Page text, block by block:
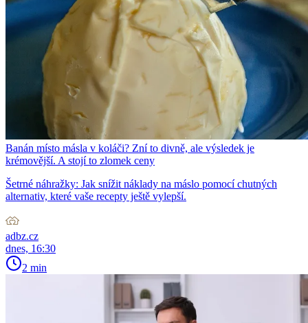
Banán místo másla v koláči? Zní to divně, ale výsledek je
krémovější. A stojí to zlomek ceny
Šetrné náhražky: Jak snížit náklady na máslo pomocí chutných
alternativ, které vaše recepty ještě vylepší.
adbz.cz
dnes, 16:30
2 min